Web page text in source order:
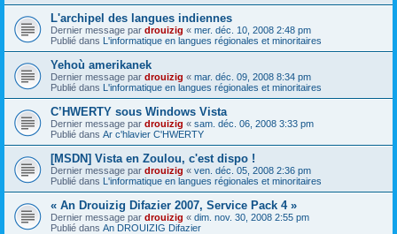
L'archipel des langues indiennes
Dernier message par drouizig « mer. déc. 10, 2008 2:48 pm
Publié dans L'informatique en langues régionales et minoritaires
Yehoù amerikanek
Dernier message par drouizig « mar. déc. 09, 2008 8:34 pm
Publié dans L'informatique en langues régionales et minoritaires
C’HWERTY sous Windows Vista
Dernier message par drouizig « sam. déc. 06, 2008 3:33 pm
Publié dans Ar c'hlavier C'HWERTY
[MSDN] Vista en Zoulou, c'est dispo !
Dernier message par drouizig « ven. déc. 05, 2008 2:36 pm
Publié dans L'informatique en langues régionales et minoritaires
« An Drouizig Difazier 2007, Service Pack 4 »
Dernier message par drouizig « dim. nov. 30, 2008 2:55 pm
Publié dans An DROUIZIG Difazier